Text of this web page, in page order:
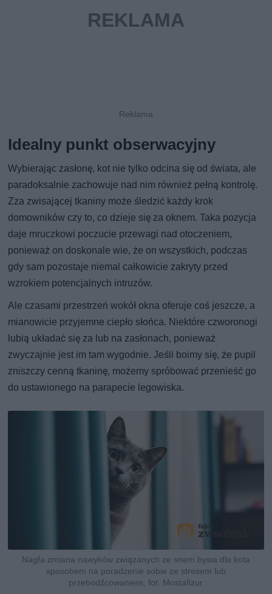
Idealny punkt obserwacyjny
Wybierając zasłonę, kot nie tylko odcina się od świata, ale
paradoksalnie zachowuje nad nim również pełną kontrolę.
Zza zwisającej tkaniny może śledzić każdy krok
domowników czy to, co dzieje się za oknem. Taka pozycja
daje mruczkowi poczucie przewagi nad otoczeniem,
ponieważ on doskonale wie, że on wszystkich, podczas
gdy sam pozostaje niemal całkowicie zakryty przed
wzrokiem potencjalnych intruzów.
Ale czasami przestrzeń wokół okna oferuje coś jeszcze, a
mianowicie przyjemne ciepło słońca. Niektóre czworonogi
lubią układać się za lub na zasłonach, ponieważ
zwyczajnie jest im tam wygodnie. Jeśli boimy się, że pupil
zniszczy cenną tkaninę, możemy spróbować przenieść go
do ustawionego na parapecie legowiska.
Nagła zmiana nawyków związanych ze snem bywa dla kota
sposobem na poradzenie sobie ze stresem lub
przebodźcowaniem, fot. Mostafizur